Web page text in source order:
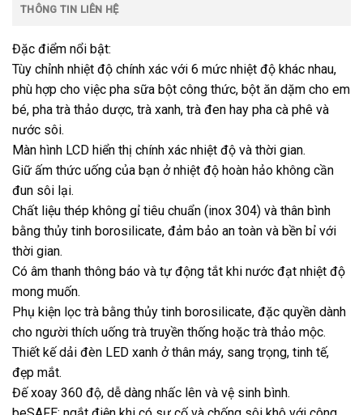
THÔNG TIN LIÊN HỆ
Đặc điểm nổi bật:
Tùy chỉnh nhiệt độ chính xác với 6 mức nhiệt độ khác nhau,
phù hợp cho việc pha sữa bột công thức, bột ăn dặm cho em
bé, pha trà thảo dược, trà xanh, trà đen hay pha cà phê và
nước sôi.
Màn hình LCD hiển thị chính xác nhiệt độ và thời gian.
Giữ ấm thức uống của bạn ở nhiệt độ hoàn hảo không cần
đun sôi lại.
Chất liệu thép không gỉ tiêu chuẩn (inox 304) và thân bình
bằng thủy tinh borosilicate, đảm bảo an toàn và bền bỉ với
thời gian.
Có âm thanh thông báo và tự động tắt khi nước đạt nhiệt độ
mong muốn.
Phụ kiện lọc trà bằng thủy tinh borosilicate, đặc quyền dành
cho người thích uống trà truyền thống hoặc trà thảo mộc.
Thiết kế dải đèn LED xanh ở thân máy, sang trọng, tinh tế,
đẹp mắt.
Đế xoay 360 độ, dễ dàng nhấc lên và vệ sinh bình.